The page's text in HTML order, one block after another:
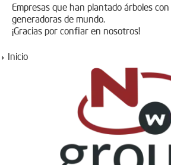
Empresas que han plantado árboles
generadoras de mundo.
¡Gracias por confiar en nosotros!
Inicio